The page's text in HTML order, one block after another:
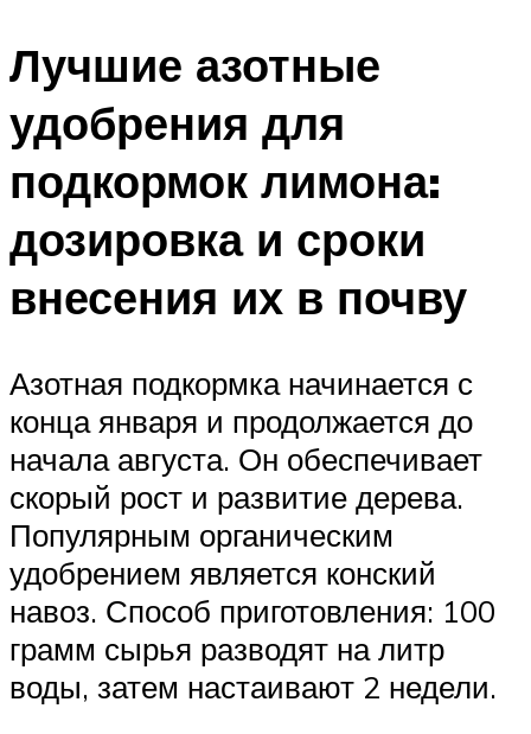
Лучшие азотные
удобрения для
подкормок лимона:
дозировка и сроки
внесения их в почву
Азотная подкормка начинается с
конца января и продолжается до
начала августа. Он обеспечивает
скорый рост и развитие дерева.
Популярным органическим
удобрением является конский
навоз. Способ приготовления: 100
грамм сырья разводят на литр
воды, затем настаивают 2 недели.